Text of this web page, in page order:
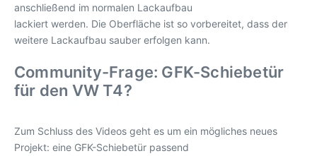
anschließend im normalen Lackaufbau
lackiert werden. Die Oberfläche ist so vorbereitet, dass der
weitere Lackaufbau sauber erfolgen kann.
Community-Frage: GFK-Schiebetür
für den VW T4?
Zum Schluss des Videos geht es um ein mögliches neues
Projekt: eine GFK-Schiebetür passend